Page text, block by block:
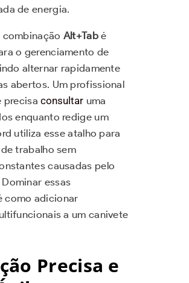
de energia.
combinação Alt+Tabé
o gerenciamento de
alternar rapidamente
abertos. Um profissional
precisaconsultar uma
enquanto redige um
utiliza esse atalho para
trabalho sem
causadas pelo
essas
como adicionar
a um canivete
Precisa e